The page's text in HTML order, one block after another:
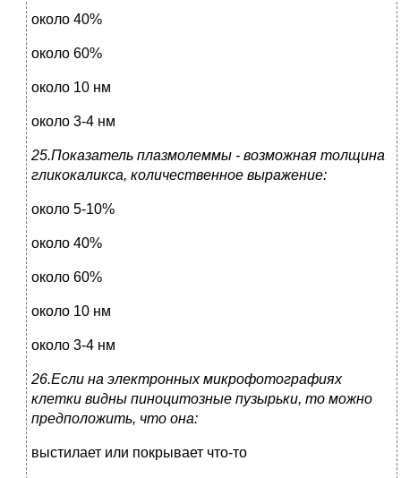
около 40%
около 60%
около 10 нм
около 3-4 нм
25.Показатель плазмолеммы - возможная толщина
гликокаликса, количественное выражение:
около 5-10%
около 40%
около 60%
около 10 нм
около 3-4 нм
26.Если на электронных микрофотографиях
клетки видны пиноцитозные пузырьки, то можно
предположить, что она:
выстилает или покрывает что-то